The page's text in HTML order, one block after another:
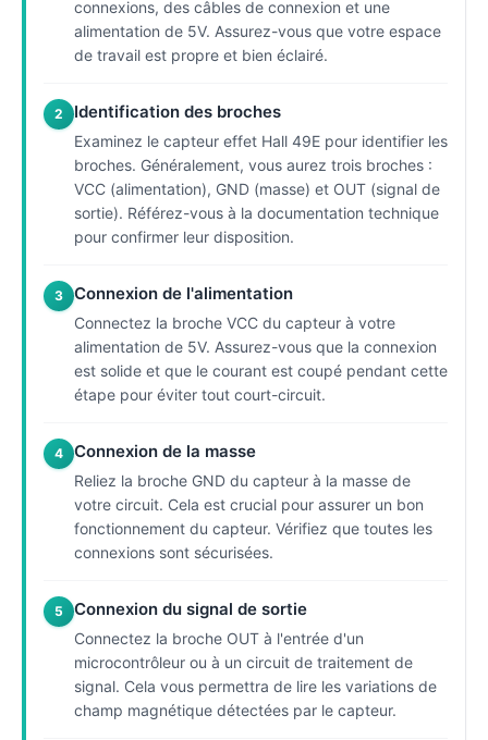
connexions, des câbles de connexion et une
alimentation de 5V. Assurez-vous que votre espace
de travail est propre et bien éclairé.
2 Identification des broches
Examinez le capteur effet Hall 49E pour identifier les
broches. Généralement, vous aurez trois broches :
VCC (alimentation), GND (masse) et OUT (signal de
sortie). Référez-vous à la documentation technique
pour confirmer leur disposition.
3 Connexion de l'alimentation
Connectez la broche VCC du capteur à votre
alimentation de 5V. Assurez-vous que la connexion
est solide et que le courant est coupé pendant cette
étape pour éviter tout court-circuit.
4 Connexion de la masse
Reliez la broche GND du capteur à la masse de
votre circuit. Cela est crucial pour assurer un bon
fonctionnement du capteur. Vérifiez que toutes les
connexions sont sécurisées.
5 Connexion du signal de sortie
Connectez la broche OUT à l'entrée d'un
microcontrôleur ou à un circuit de traitement de
signal. Cela vous permettra de lire les variations de
champ magnétique détectées par le capteur.